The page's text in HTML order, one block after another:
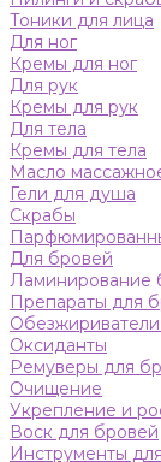
Тоники для лица
Для ног
Кремы для ног
Для рук
Кремы для рук
Для тела
Кремы для тела
Масло
Гели для душа
Скрабы
Для бровей
Ламинирование
Препараты для
Оксиданты
Ремуверы для
Очищение
Укрепление и
Воск для бровей
Инструменты